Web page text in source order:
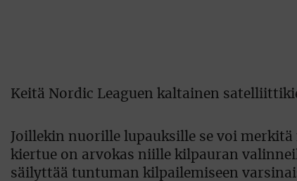
Keitä Nordic Leaguen kaltainen
Joillekin nuorille lupauksille se voi
kiertue on arvokas niille kilpauran
säilyttää tuntuman kilpailemiseen